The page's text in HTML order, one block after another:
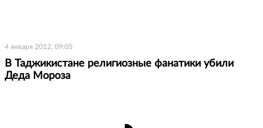
4 января 2012, 09:05
В Таджикистане религиозные фанатики убили
Деда Мороза